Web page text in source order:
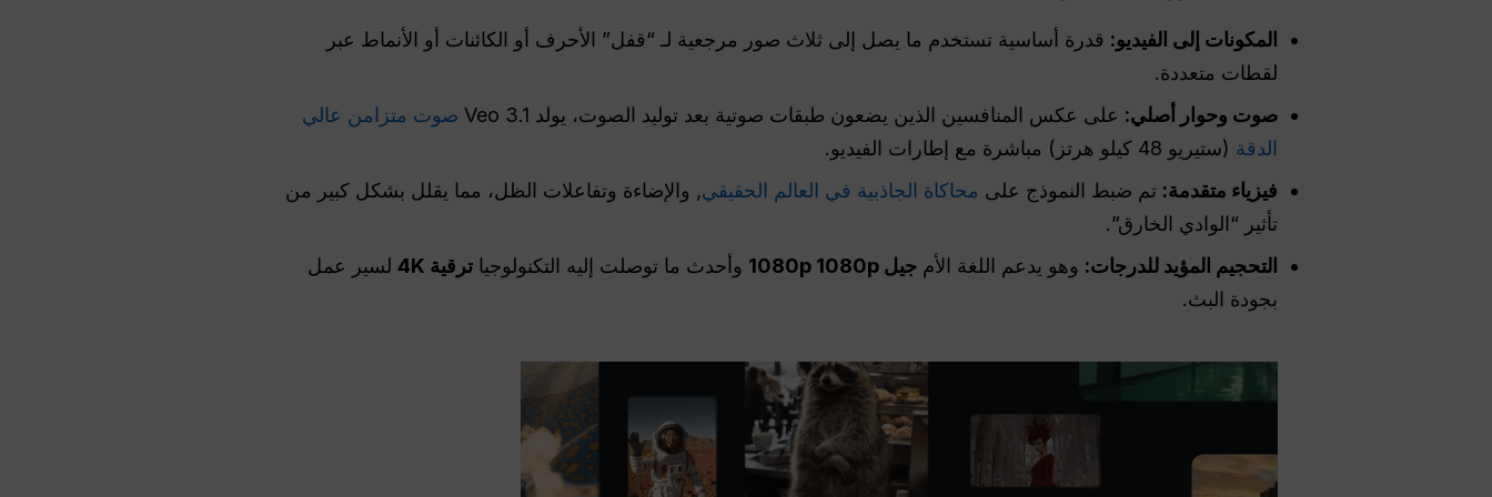
المكونات إلى الفيديو: قدرة أساسية تستخدم ما يصل إلى ثلاث صور مرجعية لـ “قفل” الأحرف أو الكائنات أو الأنماط عبر
لقطات متعددة.
صوت وحوار أصلي: على عكس المنافسين الذين يضعون طبقات صوتية بعد توليد الصوت، يولد Veo 3.1
صوت متزامن عالي
الدقة (ستيريو 48 كيلو هرتز) مباشرة مع إطارات الفيديو.
فيزياء متقدمة: تم ضبط النموذج على محاكاة الجاذبية في العالم الحقيقي, والإضاءة وتفاعلات الظل، مما يقلل بشكل كبير من
تأثير “الوادي الخارق”.
التحجيم المؤيد للدرجات: وهو يدعم اللغة الأم جيل 1080p 1080p وأحدث ما توصلت إليه التكنولوجيا ترقية 4K
لسير عمل
بجودة البث.